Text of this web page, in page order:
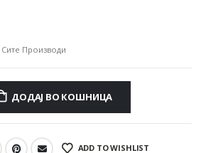
Сите Производи
ДОДАЈ ВО КОШНИЦА
ADD TO WISHLIST